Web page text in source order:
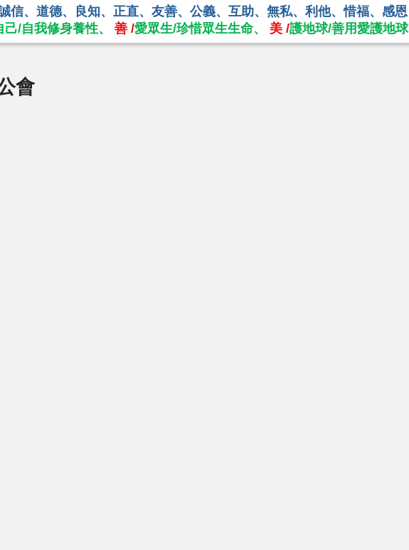
信、道德、良知、正直、友善、公義、互助、無私、利他、惜福、感恩
己/自我修身養性、 善 /愛眾生/珍惜眾生生命、 美 /護地球/善用愛護地球
會